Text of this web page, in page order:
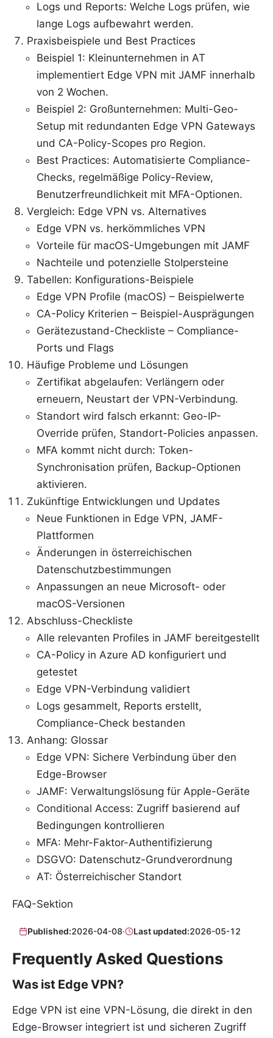
Logs und Reports: Welche Logs prüfen, wie
lange Logs aufbewahrt werden.
Praxisbeispiele und Best Practices
Beispiel 1: Kleinunternehmen in AT
implementiert Edge VPN mit JAMF innerhalb
von 2 Wochen.
Beispiel 2: Großunternehmen: Multi-Geo-
Setup mit redundanten Edge VPN Gateways
und CA-Policy-Scopes pro Region.
Best Practices: Automatisierte Compliance-
Checks, regelmäßige Policy-Review,
Benutzerfreundlichkeit mit MFA-Optionen.
Vergleich: Edge VPN vs. Alternatives
Edge VPN vs. herkömmliches VPN
Vorteile für macOS-Umgebungen mit JAMF
Nachteile und potenzielle Stolpersteine
Tabellen: Konfigurations-Beispiele
Edge VPN Profile (macOS) – Beispielwerte
CA-Policy Kriterien – Beispiel-Ausprägungen
Gerätezustand-Checkliste – Compliance-
Ports und Flags
Häufige Probleme und Lösungen
Zertifikat abgelaufen: Verlängern oder
erneuern, Neustart der VPN-Verbindung.
Standort wird falsch erkannt: Geo-IP-
Override prüfen, Standort-Policies anpassen.
MFA kommt nicht durch: Token-
Synchronisation prüfen, Backup-Optionen
aktivieren.
Zukünftige Entwicklungen und Updates
Neue Funktionen in Edge VPN, JAMF-
Plattformen
Änderungen in österreichischen
Datenschutzbestimmungen
Anpassungen an neue Microsoft- oder
macOS-Versionen
Abschluss-Checkliste
Alle relevanten Profiles in JAMF bereitgestellt
CA-Policy in Azure AD konfiguriert und
getestet
Edge VPN-Verbindung validiert
Logs gesammelt, Reports erstellt,
Compliance-Check bestanden
Anhang: Glossar
Edge VPN: Sichere Verbindung über den
Edge-Browser
JAMF: Verwaltungslösung für Apple-Geräte
Conditional Access: Zugriff basierend auf
Bedingungen kontrollieren
MFA: Mehr-Faktor-Authentifizierung
DSGVO: Datenschutz-Grundverordnung
AT: Österreichischer Standort
FAQ-Sektion
Published:2026-04-08· Last updated:2026-05-12
Frequently Asked Questions
Was ist Edge VPN?
Edge VPN ist eine VPN-Lösung, die direkt in den
Edge-Browser integriert ist und sicheren Zugriff